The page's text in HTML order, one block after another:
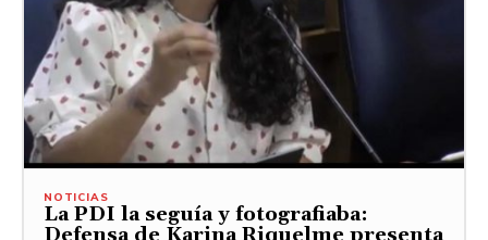
NOTICIAS
La PDI la seguía y fotografiaba:
Defensa de Karina Riquelme presenta